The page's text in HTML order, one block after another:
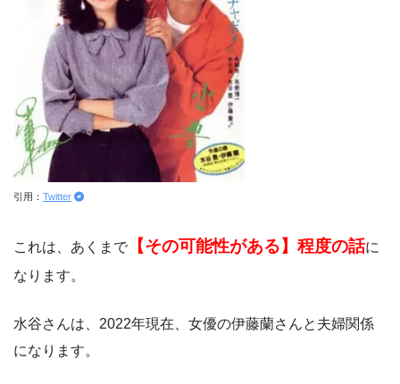
引用： Twitter
これは、あくまで 【その可能性がある】程度の話に
なります。
水谷さんは、2022年現在、女優の伊藤蘭さんと夫婦関係
になります。